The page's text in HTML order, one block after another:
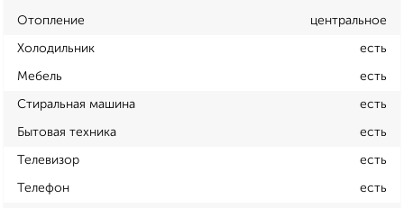
Отопление центральное
Холодильник есть
Мебель есть
Стиральная машина есть
Бытовая техника есть
Телевизор есть
Телефон есть